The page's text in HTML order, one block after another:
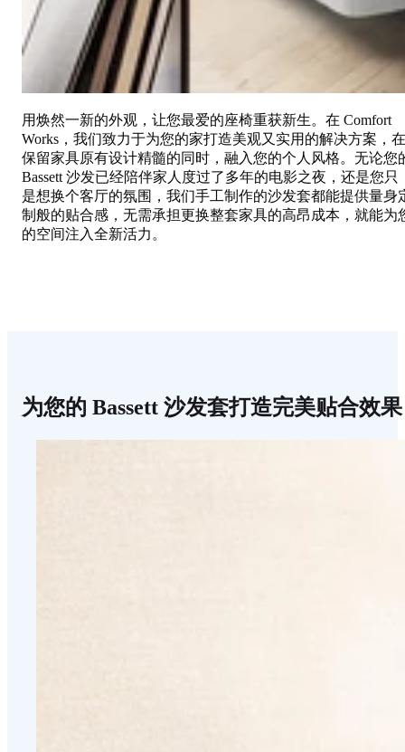
用焕然一新的外观，让您最爱的座椅重获新生。在 Comfort
Works，我们致力于为您的家打造美观又实用的解决方案，在
保留家具原有设计精髓的同时，融入您的个人风格。无论您
Bassett 沙发已经陪伴家人度过了多年的电影之夜，还是您只
是想换个客厅的氛围，我们手工制作的沙发套都能提供量身
制般的贴合感，无需承担更换整套家具的高昂成本，就能为
的空间注入全新活力。
为您的 Bassett 沙发套打造完美贴合效果